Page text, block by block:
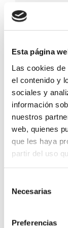
Esta página
Las cookies
el contenido y
sociales y
información
nuestros
web, quienes
que les haya
partir del uso
Necesarias
Preferencias
Sin
(SIN IVA).
Los